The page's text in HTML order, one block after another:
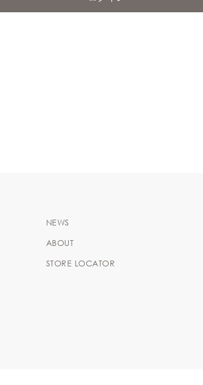
NEWS
ABOUT
STORE LOCATOR